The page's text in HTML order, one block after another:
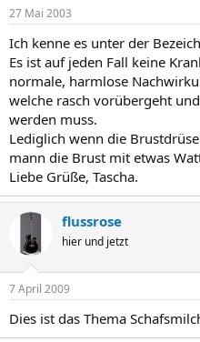
27 Mai 2003
Ich kenne es unter der
Es ist auf jeden Fall keine
normale, harmlose
welche rasch vorübergeht
werden muss.
Lediglich wenn die
mann die Brust mit etwas
Liebe Grüße, Tascha.
flussrose
hier und jetzt
7 April 2009
Dies ist das Thema